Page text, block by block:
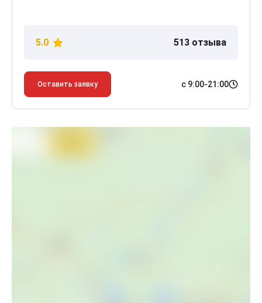
5.0 513 отзыва
Оставить заявку с 9:00-21:00